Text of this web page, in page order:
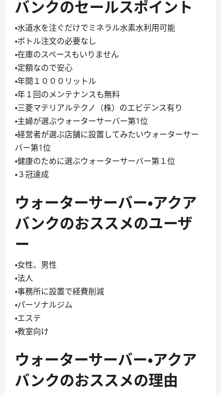
バンクのセールスポイント
・水道水を注ぐだけでミネラル水素水利用可能
・ボトル注文の必要なし
・在庫のスペースもいりません
・定額なので安心
・年間１０００リットル
・年１回のメンテナンスも無料
・三菱マテリアルテクノ（株）のエビデンス有り
・主婦が選ぶウォーターサーバー第1位
・経営者が選ぶ店舗に設置してみたいウォーターサー
バー第1位
・健康のために選ぶウォーターサーバー第１位
・３冠達成
ウォーターサーバー・アクア
バンクのおススメのユーザ
ー
・女性、男性
・法人
・事務所に設置で経費削減
・パーソナルジム
・エステ
・教室向け
ウォーターサーバー・アクア
バンクのおススメの理由